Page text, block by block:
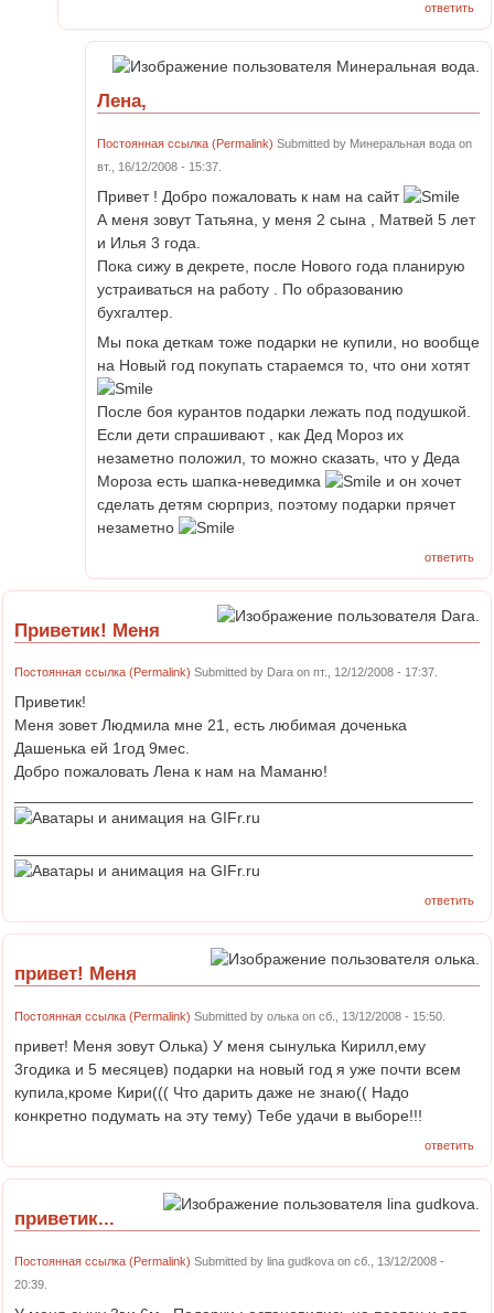
ответить
Лена,
Постоянная ссылка (Permalink) Submitted by Минеральная вода on
вт., 16/12/2008 - 15:37.
Привет ! Добро пожаловать к нам на сайт
А меня зовут Татьяна, у меня 2 сына , Матвей 5 лет
и Илья 3 года.
Пока сижу в декрете, после Нового года планирую
устраиваться на работу . По образованию
бухгалтер.
Мы пока деткам тоже подарки не купили, но вообще
на Новый год покупать стараемся то, что они хотят
После боя курантов подарки лежать под подушкой.
Если дети спрашивают , как Дед Мороз их
незаметно положил, то можно сказать, что у Деда
Мороза есть шапка-неведимка
и он хочет
сделать детям сюрприз, поэтому подарки прячет
незаметно
ответить
Приветик! Меня
Постоянная ссылка (Permalink) Submitted by Dara on пт., 12/12/2008 - 17:37.
Приветик!
Меня зовет Людмила мне 21, есть любимая доченька
Дашенька ей 1год 9мес.
Добро пожаловать Лена к нам на Маманю!
ответить
привет! Меня
Постоянная ссылка (Permalink) Submitted by олька on сб., 13/12/2008 - 15:50.
привет! Меня зовут Олька) У меня сынулька Кирилл,ему
3годика и 5 месяцев) подарки на новый год я уже почти всем
купила,кроме Кири((( Что дарить даже не знаю(( Надо
конкретно подумать на эту тему) Тебе удачи в выборе!!!
ответить
приветик...
Постоянная ссылка (Permalink) Submitted by lina gudkova on сб., 13/12/2008 -
20:39.